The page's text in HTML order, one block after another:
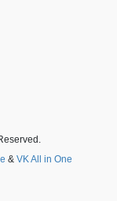
& VK All in One